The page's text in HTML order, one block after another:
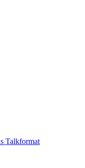
Talkformat